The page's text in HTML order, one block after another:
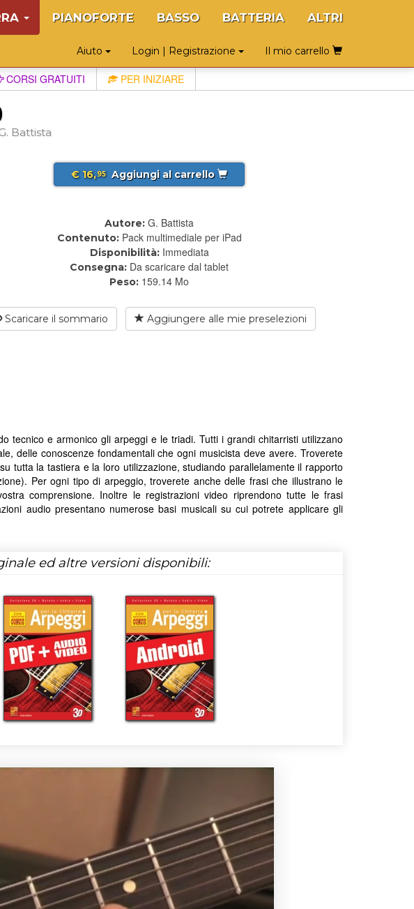
PIANOFORTE BASSO BATTERIA ALTRI
Aiuto Login | Registrazione Il mio carrello
CORSI GRATUITI PER INIZIARE
Battista
€ 16,95 Aggiungi al carrello
Autore: G. Battista
Contenuto: Pack multimediale per iPad
Disponibilità: Immediata
Consegna: Da scaricare dal tablet
Peso: 159.14 Mo
Scaricare il sommario Aggiungere alle mie preselezioni
tecnico e armonico gli arpeggi e le triadi. Tutti i grandi chitarristi utilizzano
delle conoscenze fondamentali che ogni musicista deve avere. Troverete
tutta la tastiera e la loro utilizzazione, studiando parallelamente il rapporto
Per ogni tipo di arpeggio, troverete anche delle frasi che illustrano le
comprensione. Inoltre le registrazioni video riprendono tutte le frasi
audio presentano numerose basi musicali su cui potrete applicare gli
ed altre versioni disponibili: